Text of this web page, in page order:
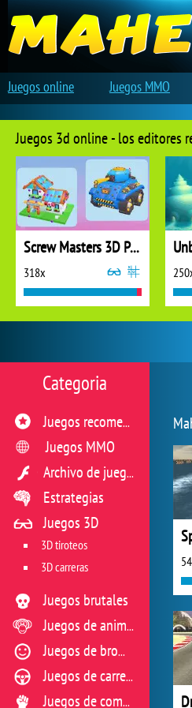
Categoria
Juegos recomendados
Juegos MMO
Archivo de juegos flash
Estrategias
Juegos 3D
3D tiroteos
3D carreras
Juegos brutales
Juegos de animales
Juegos de broma
Juegos de carreras
Juegos de combate
Juegos 3d online - los editores
Screw Masters 3D Puzzle
318x
Juegos online Juegos MMO